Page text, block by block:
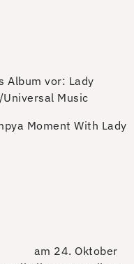
Album vor: Lady
Music
Moment With Lady
am 24. Oktober